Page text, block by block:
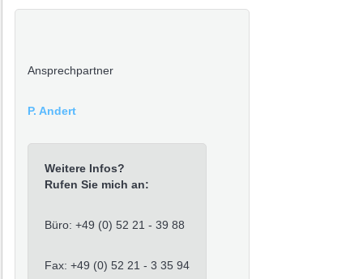
Ansprechpartner
P. Andert
Weitere Infos?
Rufen Sie mich an:
Büro: +49 (0) 52 21 - 39 88
Fax: +49 (0) 52 21 - 3 35 94